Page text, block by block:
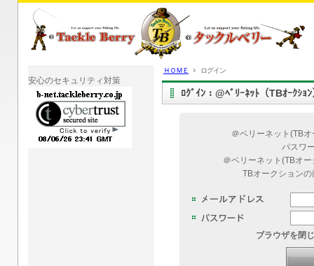
ＨＯＭＥ ログイン
ﾛｸﾞｲﾝ：@ﾍﾞﾘｰﾈｯﾄ（TBｵｰｸｼｮ
＠ベリーネット(TB
パスワ
＠ベリーネット(TBオ
TBオークション
ブラウザを閉
安心のセキュリティ対策